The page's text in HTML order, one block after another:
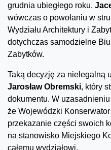
grudnia ubiegłego roku.
wówczas o powołaniu w
Wydziału Architektury i
dotychczas samodzielne
Zabytków.
Taką decyzję za nielegalną
Jarosław Obremski, który
dokumentu. W
że Wojewódzki
przekazanie części swoich
na stanowisko Miejskiego
całemu wydziałowi.